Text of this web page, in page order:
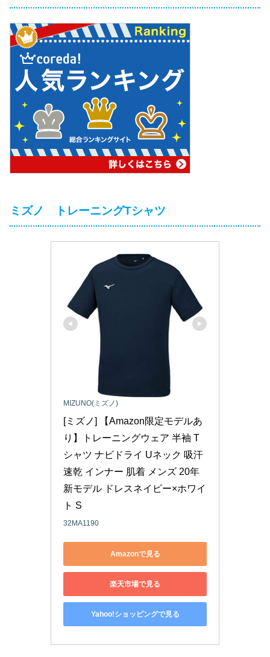
ミズノ トレーニングTシャツ
MIZUNO(ミズノ)
[ミズノ] 【Amazon限定モデルあ
り】トレーニングウェア 半袖 T
シャツ ナビドライ Uネック 吸汗
速乾 インナー 肌着 メンズ 20年
新モデル ドレスネイビー×ホワイ
ト S
32MA1190
Amazonで見る
楽天市場で見る
Yahoo!ショッピングで見る